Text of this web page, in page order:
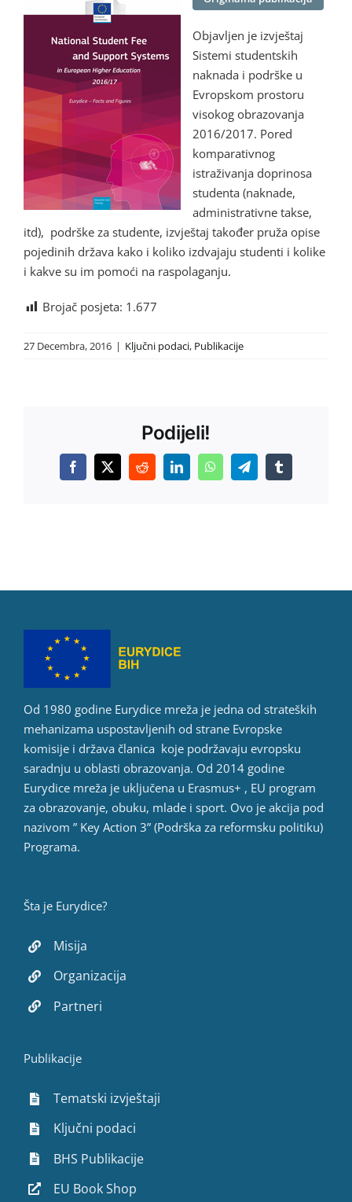
Objavljen je izvještaj
Sistemi studentskih
naknada i podrške u
Evropskom prostoru
visokog obrazovanja
2016/2017. Pored
komparativnog
istraživanja doprinosa
studenta (naknade,
administrativne takse,
itd), podrške za studente, izvještaj također pruža opise
pojedinih država kako i koliko izdvajaju studenti i kolike
i kakve su im pomoći na raspolaganju.
Brojač posjeta: 1.677
27 Decembra, 2016 | Ključni podaci, Publikacije
Podijeli!
Facebook
X RedditLinkedInWhatsAppTelegramTumblr
Od 1980 godine Eurydice mreža je jedna od strateških
mehanizama uspostavljenih od strane Evropske
komisije i država članica koje podržavaju evropsku
saradnju u oblasti obrazovanja. Od 2014 godine
Eurydice mreža je uključena u Erasmus+ , EU program
za obrazovanje, obuku, mlade i sport. Ovo je akcija pod
nazivom ” Key Action 3” (Podrška za reformsku politiku)
Programa.
Šta je Eurydice?
Misija
Organizacija
Partneri
Publikacije
Tematski izvještaji
Ključni podaci
BHS Publikacije
EU Book Shop